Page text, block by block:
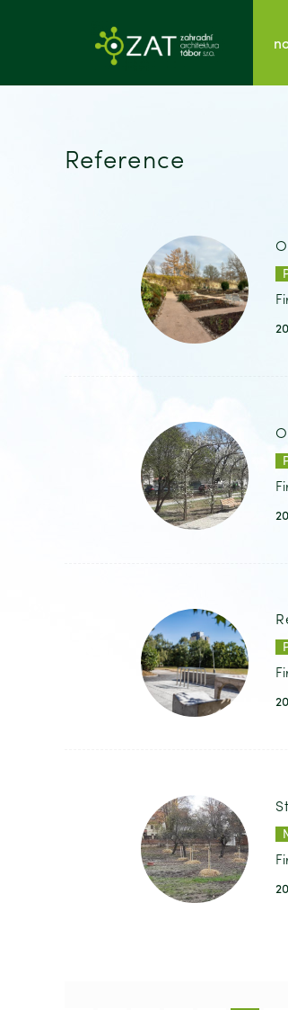
Reference